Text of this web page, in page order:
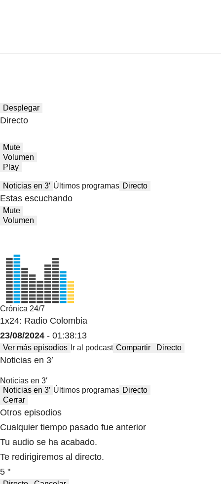
Desplegar
Directo
Mute
Volumen
Play
Noticias en 3′ Últimos programas Directo
Estas escuchando
Mute
Volumen
Crónica 24/7
1x24: Radio Colombia
23/08/2024 - 01:38:13
Ver más episodios Ir al podcast Compartir Directo
Noticias en 3′
Noticias en 3′
Noticias en 3′ Últimos programas Directo
Cerrar
Otros episodios
Cualquier tiempo pasado fue anterior
Tu audio se ha acabado.
Te redirigiremos al directo.
5 "